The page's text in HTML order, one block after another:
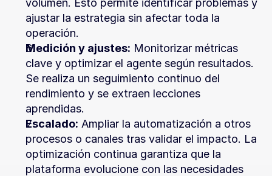
volumen. Esto permite identificar problemas y
ajustar la estrategia sin afectar toda la
operación.
Medición y ajustes: Monitorizar métricas
clave y optimizar el agente según resultados.
Se realiza un seguimiento continuo del
rendimiento y se extraen lecciones
aprendidas.
Escalado: Ampliar la automatización a otros
procesos o canales tras validar el impacto. La
optimización continua garantiza que la
plataforma evolucione con las necesidades